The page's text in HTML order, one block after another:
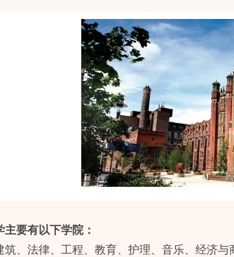
要有以下学院：
筑、法律、工程、教育、护理、音乐、经济